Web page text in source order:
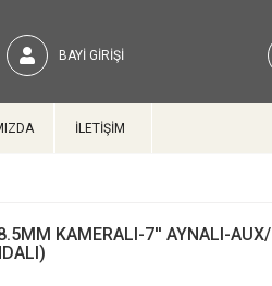
BAYI GIRIŞI
İLETİŞİM
KAMERALI-7'' AYNALI-